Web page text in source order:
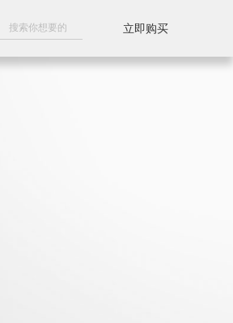
立即购买